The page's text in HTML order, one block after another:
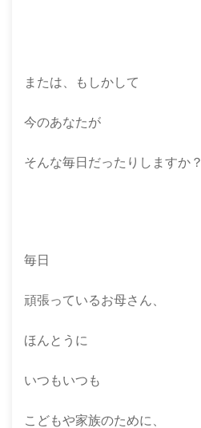
または、もしかして
今のあなたが
そんな毎日だったりしますか？
毎日
頑張っているお母さん、
ほんとうに
いつもいつも
こどもや家族のために、